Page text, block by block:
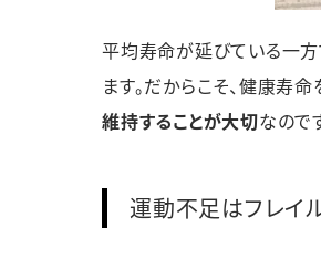
平均寿命が延びている一方
ます。だからこそ、健康寿
維持することが大切なので
運動不足はフレイ